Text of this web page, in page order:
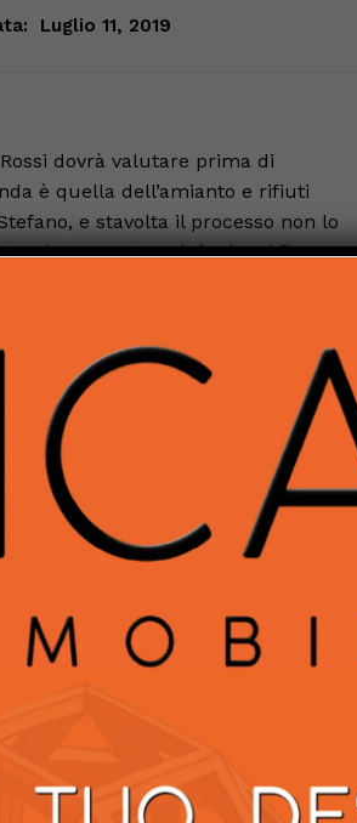
Luglio 11, 2019
dovrà valutare prima di
è quella dell’amianto e rifiuti
e stavolta il processo non lo
Il Procuratore, infatti, nel firmare
sulla responsabilità penale delle
la gestione di rifiuti non autorizzata
7, le società sono 3.
Ci sono anche i
della frana mandato dall’azienda
che certifico la “pulizia” dei
per l’amianto sul fondo della E45
che indicò percentuali di amianto
aperta sulla superstrada degli
e disastro colposo, ancora per la
viadotto
dal Gip che doveva accertare
iniziare i lavori Anas, una
con uno a norma di legge